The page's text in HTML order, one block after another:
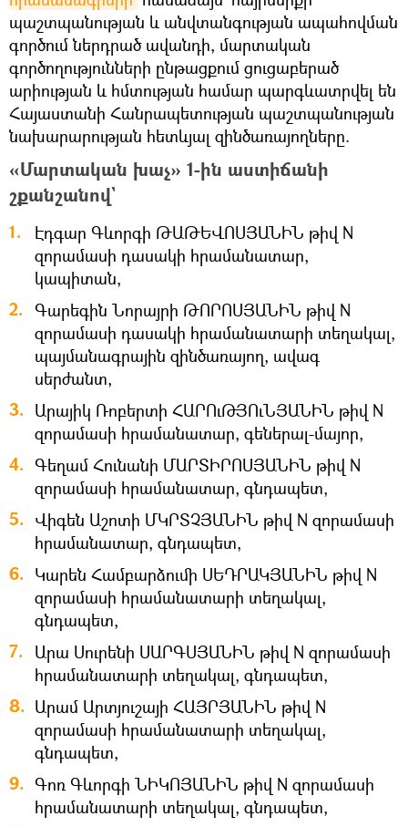
պաշտպանության և անվտանգության ապահովման
գործում ներդրած ավանդի, մարտական
գործողությունների ընթացքում ցուցաբերած
արիության և հմտության համար պարգևատրվել են
Հայաստանի Հանրապետության պաշտպանության
նախարարության հետևյալ զինծառայողները.
«Մարտական խաչ» 1-ին աստիճանի
շքանշանով`
Էդգար Գևորգի ԹԱԹԵՎՈՍՅԱՆԻՆ թիվ N
զորամասի դասակի հրամանատար,
կապիտան,
Գարեգին Նորայրի ԹՈՐՈՍՅԱՆԻՆ թիվ N
զորամասի դասակի հրամանատարի տեղակալ,
պայմանագրային զինծառայող, ավագ
սերժանտ,
Արայիկ Ռոբերտի ՀԱՐՈւԹՅՈւՆՅԱՆԻՆ թիվ N
զորամասի հրամանատար, գեներալ-մայոր,
Գեղամ Հունանի ՄԱՐՏԻՐՈՍՅԱՆԻՆ թիվ N
զորամասի հրամանատար, գնդապետ,
Վիգեն Աշոտի ՄԿՐՏՉՅԱՆԻՆ թիվ N զորամասի
հրամանատար, գնդապետ,
Կարեն Համբարձումի ՍԵԴՐԱԿՅԱՆԻՆ թիվ N
զորամասի հրամանատարի տեղակալ,
գնդապետ,
Արա Սուրենի ՍԱՐԳՍՅԱՆԻՆ թիվ N զորամասի
հրամանատարի տեղակալ, գնդապետ,
Արամ Արտյուշայի ՀԱՅՐՅԱՆԻՆ թիվ N
զորամասի հրամանատարի տեղակալ,
գնդապետ,
Գոռ Գևորգի ՆԻԿՈՅԱՆԻՆ թիվ N զորամասի
հրամանատարի տեղակալ, գնդապետ,